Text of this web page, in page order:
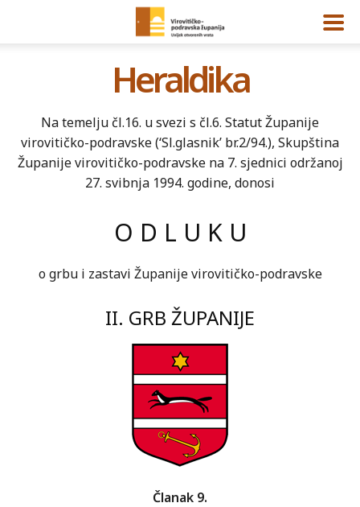
Heraldika
Na temelju čl.16. u svezi s čl.6. Statut Županije
virovitičko-podravske (‘Sl.glasnik’ br.2/94.), Skupština
Županije virovitičko-podravske na 7. sjednici održanoj
27. svibnja 1994. godine, donosi
O D L U K U
o grbu i zastavi Županije virovitičko-podravske
II. GRB ŽUPANIJE
Članak 9.